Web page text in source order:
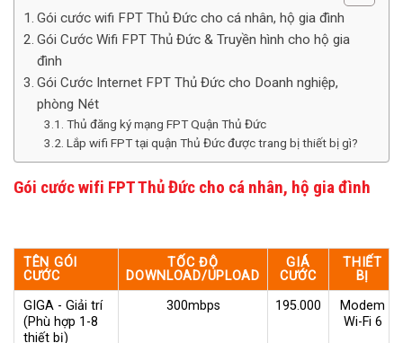
Gói cước wifi FPT Thủ Đức cho cá nhân, hộ gia đình
Gói Cước Wifi FPT Thủ Đức & Truyền hình cho hộ gia
đình
Gói Cước Internet FPT Thủ Đức cho Doanh nghiệp,
phòng Nét
Thủ đăng ký mạng FPT Quận Thủ Đức
Lắp wifi FPT tại quận Thủ Đức được trang bị thiết bị gì?
Gói cước wifi FPT Thủ Đức cho cá nhân, hộ gia đình
TÊN GÓI
CƯỚC
TỐC ĐỘ
DOWNLOAD/UPLOAD
GIÁ
CƯỚC
THIẾT
BỊ
GIGA - Giải trí
(Phù hợp 1-8
thiết bị)
300mbps 195.000
Modem
Wi-Fi 6